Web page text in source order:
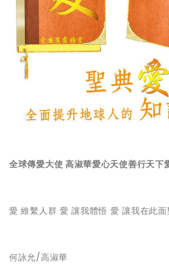
全球傳愛大使 高淑華愛心天使善行天下
愛 維繫人群 愛 讓我體悟 愛 讓我在此面
何詠允/高淑華